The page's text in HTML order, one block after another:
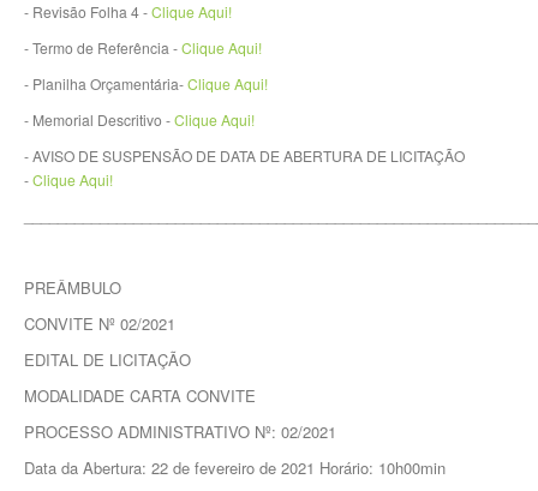
- Revisão Folha 4 -Clique Aqui!
- Termo de Referência -Clique Aqui!
- Planilha Orçamentária-Clique Aqui!
- Memorial Descritivo -Clique Aqui!
- AVISO DE SUSPENSÃO DE DATA DE ABERTURA DE LICITAÇÃO
-Clique Aqui!
PREÂMBULO
CONVITE Nº 02/2021
EDITAL DE LICITAÇÃO
MODALIDADE CARTA CONVITE
PROCESSO ADMINISTRATIVO Nº: 02/2021
Data da Abertura: 22 de fevereiro de 2021 Horário: 10h00min